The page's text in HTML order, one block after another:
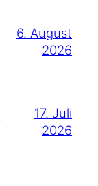
6. August
2026
17. Juli
2026